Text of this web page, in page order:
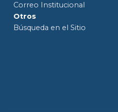
Correo Institucional
Otros
Búsqueda en el Sitio